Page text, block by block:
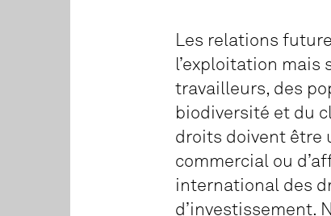
Les relations
l’exploitation mais
travailleurs, des
biodiversité et du
droits doivent être
commercial ou
international des
d’investissement.